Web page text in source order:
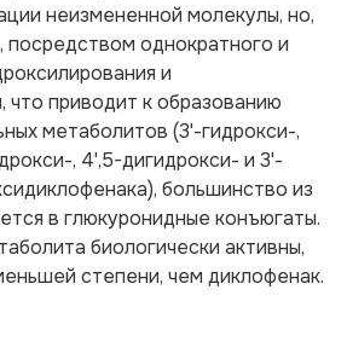
неизмененной молекулы, но,
однократного и
и
что приводит к образованию
метаболитов (3'-гидрокси-,
, 4',5-дигидрокси- и 3'-
большинство из
в глюкуронидные конъюгаты.
биологически активны,
степени, чем диклофенак.